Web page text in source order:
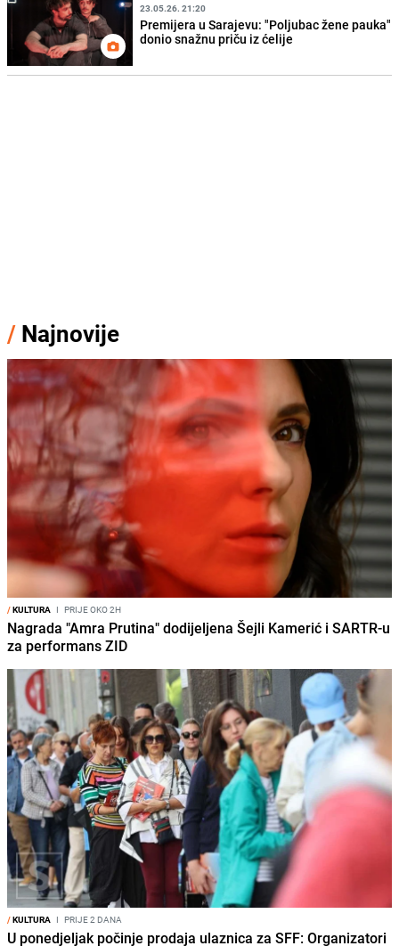
23.05.26. 21:20
Premijera u Sarajevu: "Poljubac žene pauka"
donio snažnu priču iz ćelije
/ Najnovije
/KULTURA I PRIJE OKO 2H
Nagrada "Amra Prutina" dodijeljena Šejli Kamerić i SARTR-u
za performans ZID
/KULTURA I PRIJE 2 DANA
U ponedjeljak počinje prodaja ulaznica za SFF: Organizatori